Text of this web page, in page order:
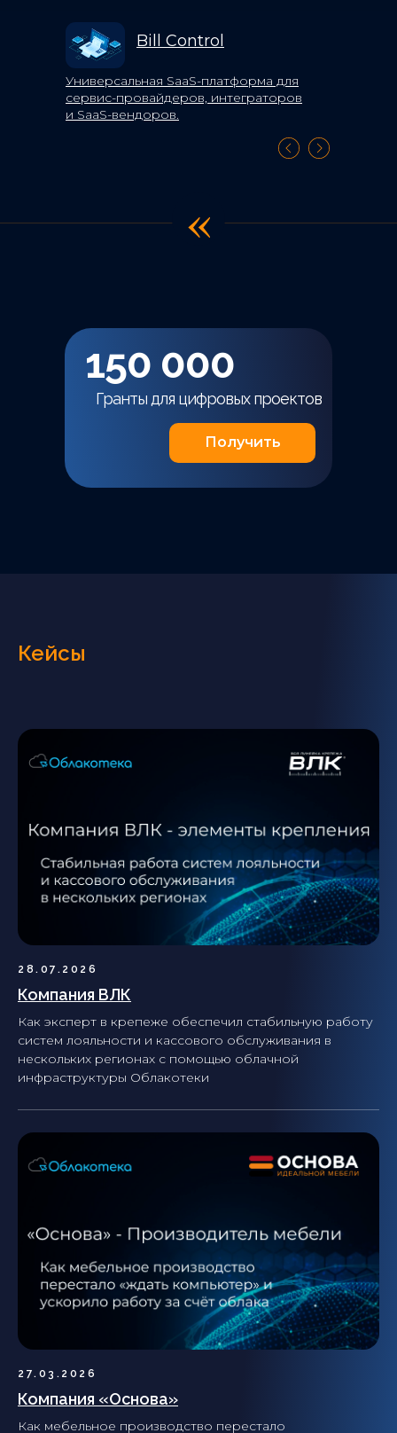
Bill Control
Универсальная SaaS-платформа для
сервис-провайдеров, интеграторов
и SaaS-вендоров.
Подробнее
«
Гранты для цифровых проектов
150 000
Получить
Кейсы
28.07.2026
Компания ВЛК
Как эксперт в крепеже обеспечил стабильную работу
систем лояльности и кассового обслуживания в
нескольких регионах с помощью облачной
инфраструктуры Облакотеки
27.03.2026
Компания «Основа»
Как мебельное производство перестало